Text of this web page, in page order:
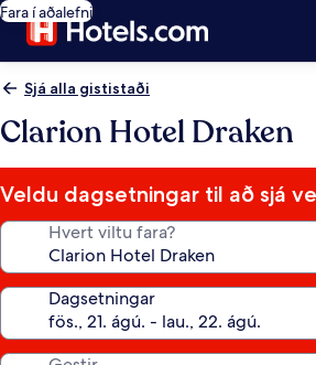
Fara í aðalefni
Sjá alla gististaði
Clarion Hotel Draken
Veldu dagsetningar til að sjá
Hvert viltu fara?
Dagsetningar